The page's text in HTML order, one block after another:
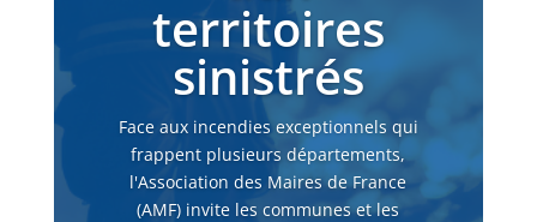
territoires
sinistrés
Face aux incendies exceptionnels qui
frappent plusieurs départements,
l'Association des Maires de France
(AMF) invite les communes et les